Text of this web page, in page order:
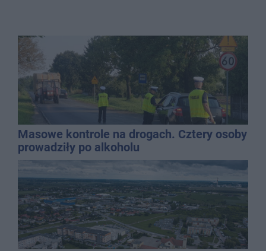
Masowe kontrole na drogach. Cztery osoby
prowadziły po alkoholu